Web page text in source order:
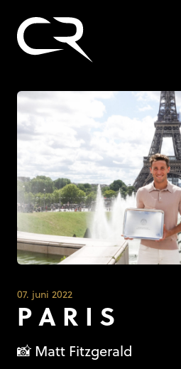
07. juni 2022
P A R I S
📸 Matt Fitzgerald